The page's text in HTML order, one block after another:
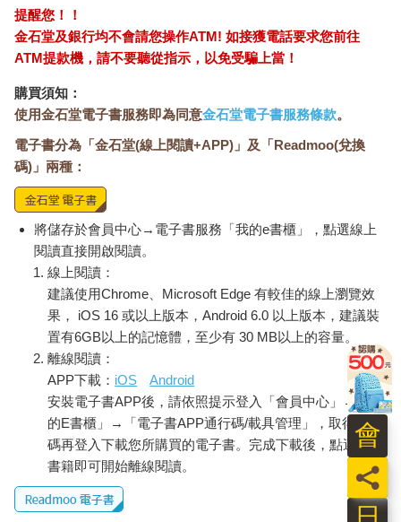
提醒您！！
金石堂及銀行均不會請您操作ATM! 如接獲電話要求您前往
ATM提款機，請不要聽從指示，以免受騙上當！
購買須知：
使用金石堂電子書服務即為同意金石堂電子書服務條款。
電子書分為「金石堂(線上閱讀+APP)」及「Readmoo(兌換
碼)」兩種：
將儲存於會員中心→電子書服務「我的e書櫃」，點選線上
閱讀直接開啟閱讀。
線上閱讀：
建議使用Chrome、Microsoft Edge 有較佳的線上瀏覽效
果， iOS 16 或以上版本，Android 6.0 以上版本，建議裝
置有6GB以上的記憶體，至少有 30 MB以上的容量。
離線閱讀：
APP下載： iOS
Android
安裝電子書APP後，請依照提示登入「會員中心」→「我
的E書櫃」→「電子書APP通行碼/載具管理」，取得通行
碼再登入下載您所購買的電子書。完成下載後，點選任一
書籍即可開始離線閱讀。
員
會